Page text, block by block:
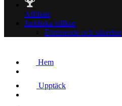
Affiliate
Juridiska villkor
Förtroende och säkerhet
Hem
Upptäck